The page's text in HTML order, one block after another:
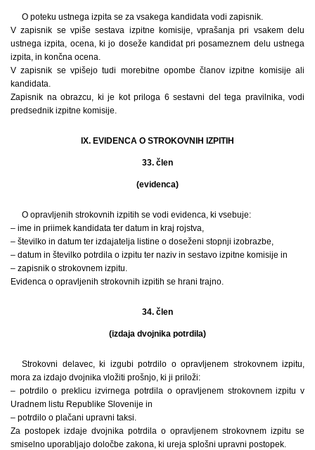
O poteku ustnega izpita se za vsakega kandidata vodi zapisnik.
V zapisnik se vpiše sestava izpitne komisije, vprašanja pri vsakem delu
ustnega izpita, ocena, ki jo doseže kandidat pri posameznem delu ustnega
izpita, in končna ocena.
V zapisnik se vpišejo tudi morebitne opombe članov izpitne komisije ali
kandidata.
Zapisnik na obrazcu, ki je kot priloga 6 sestavni del tega pravilnika, vodi
predsednik izpitne komisije.
IX. EVIDENCA O STROKOVNIH IZPITIH
33. člen
(evidenca)
O opravljenih strokovnih izpitih se vodi evidenca, ki vsebuje:
– ime in priimek kandidata ter datum in kraj rojstva,
– številko in datum ter izdajatelja listine o doseženi stopnji izobrazbe,
– datum in številko potrdila o izpitu ter naziv in sestavo izpitne komisije in
– zapisnik o strokovnem izpitu.
Evidenca o opravljenih strokovnih izpitih se hrani trajno.
34. člen
(izdaja dvojnika potrdila)
Strokovni delavec, ki izgubi potrdilo o opravljenem strokovnem izpitu,
mora za izdajo dvojnika vložiti prošnjo, ki ji priloži:
– potrdilo o preklicu izvirnega potrdila o opravljenem strokovnem izpitu v
Uradnem listu Republike Slovenije in
– potrdilo o plačani upravni taksi.
Za postopek izdaje dvojnika potrdila o opravljenem strokovnem izpitu se
smiselno uporabljajo določbe zakona, ki ureja splošni upravni postopek.